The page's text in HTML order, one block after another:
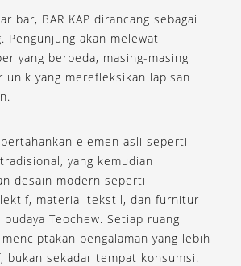
bar, BAR KAP dirancang sebagai
Pengunjung akan melewati
yang berbeda, masing-masing
unik yang merefleksikan lapisan
elemen asli seperti
yang kemudian
desain modern seperti
material tekstil, dan furnitur
Teochew. Setiap ruang
pengalaman yang lebih
bukan sekadar tempat konsumsi.